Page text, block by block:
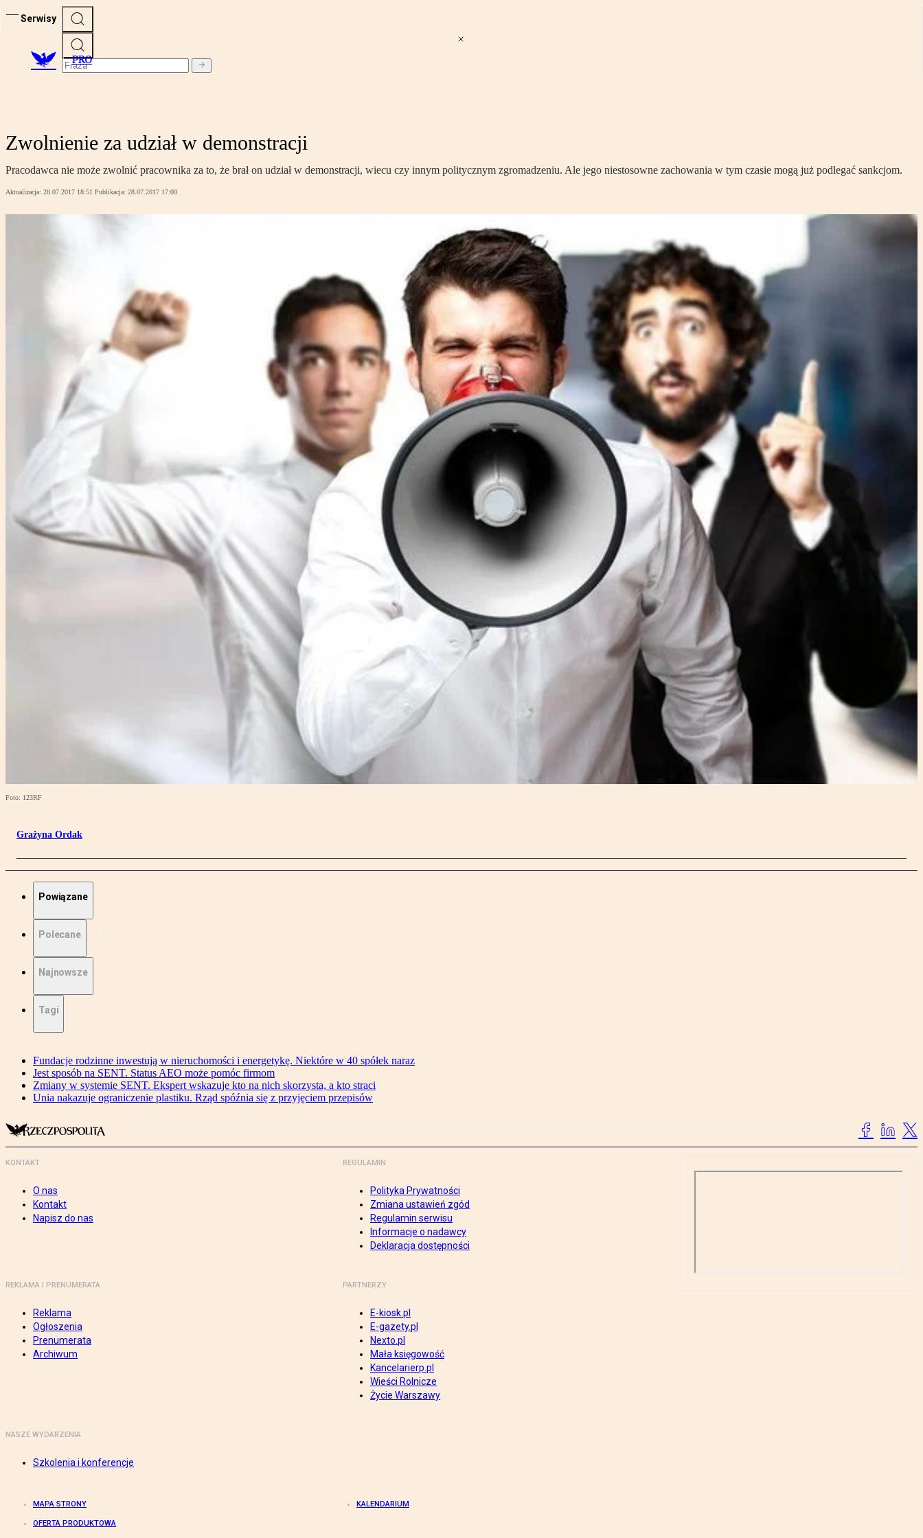
Serwisy
PRO
Zwolnienie za udział w demonstracji
Pracodawca nie może zwolnić pracownika za to, że brał on udział w demonstracji, wiecu czy innym politycznym zgromadzeniu. Ale jego niestosowne zachowania w tym czasie mogą już podlegać sankcjom.
Aktualizacja: 28.07.2017 18:51 Publikacja: 28.07.2017 17:00
Foto: 123RF
Grażyna Ordak
Powiązane
Polecane
Najnowsze
Tagi
Fundacje rodzinne inwestują w nieruchomości i energetykę. Niektóre w 40 spółek naraz
Jest sposób na SENT. Status AEO może pomóc firmom
Zmiany w systemie SENT. Ekspert wskazuje kto na nich skorzysta, a kto straci
Unia nakazuje ograniczenie plastiku. Rząd spóźnia się z przyjęciem przepisów
KONTAKT
O nas
Kontakt
Napisz do nas
REGULAMIN
Polityka Prywatności
Zmiana ustawień zgód
Regulamin serwisu
Informacje o nadawcy
Deklaracja dostępności
REKLAMA I PRENUMERATA
Reklama
Ogłoszenia
Prenumerata
Archiwum
PARTNERZY
E-kiosk.pl
E-gazety.pl
Nexto.pl
Mała księgowość
Kancelarierp.pl
Wieści Rolnicze
Życie Warszawy
NASZE WYDARZENIA
Szkolenia i konferencje
MAPA STRONY KALENDARIUM
OFERTA PRODUKTOWA